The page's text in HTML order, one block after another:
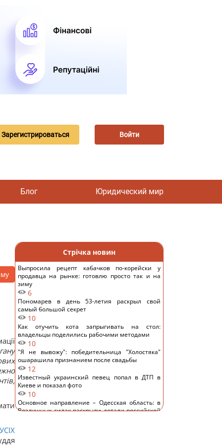
Зарегистрироваться Войти
Блог Юридический мир
Стрічка новин
Выпросила рецепт кабачков по-корейски у
продавца на рынке: готовлю просто так и на
зиму
6
Пономарев в день 53-летия раскрыл свой
самый большой секрет
10
Как отучить кота запрыгивать на стол:
владельцы поделились рабочими методами
10
"Я не вывожу": победительница "Холостяка"
ошарашила признанием после свадьбы
12
Известный украинский певец попал в ДТП в
Киеве и показал фото
10
Основное направление – Одесская область: в
Воздушных силах раскрыли детали российской